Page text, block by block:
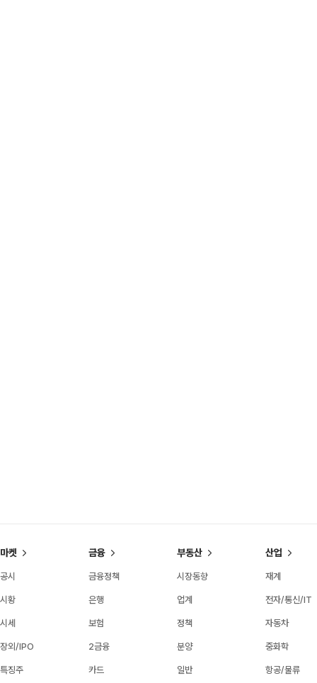
마켓
공시
시황
시세
장외/IPO
특징주
금융
금융정책
은행
보험
2금융
카드
부동산
시장동향
업계
정책
분양
일반
산업
재계
전자/통신/IT
자동차
중화학
항공/물류